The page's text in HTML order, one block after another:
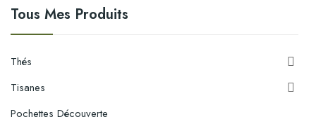
Tous Mes Produits
Thés 
Tisanes 
Pochettes Découverte